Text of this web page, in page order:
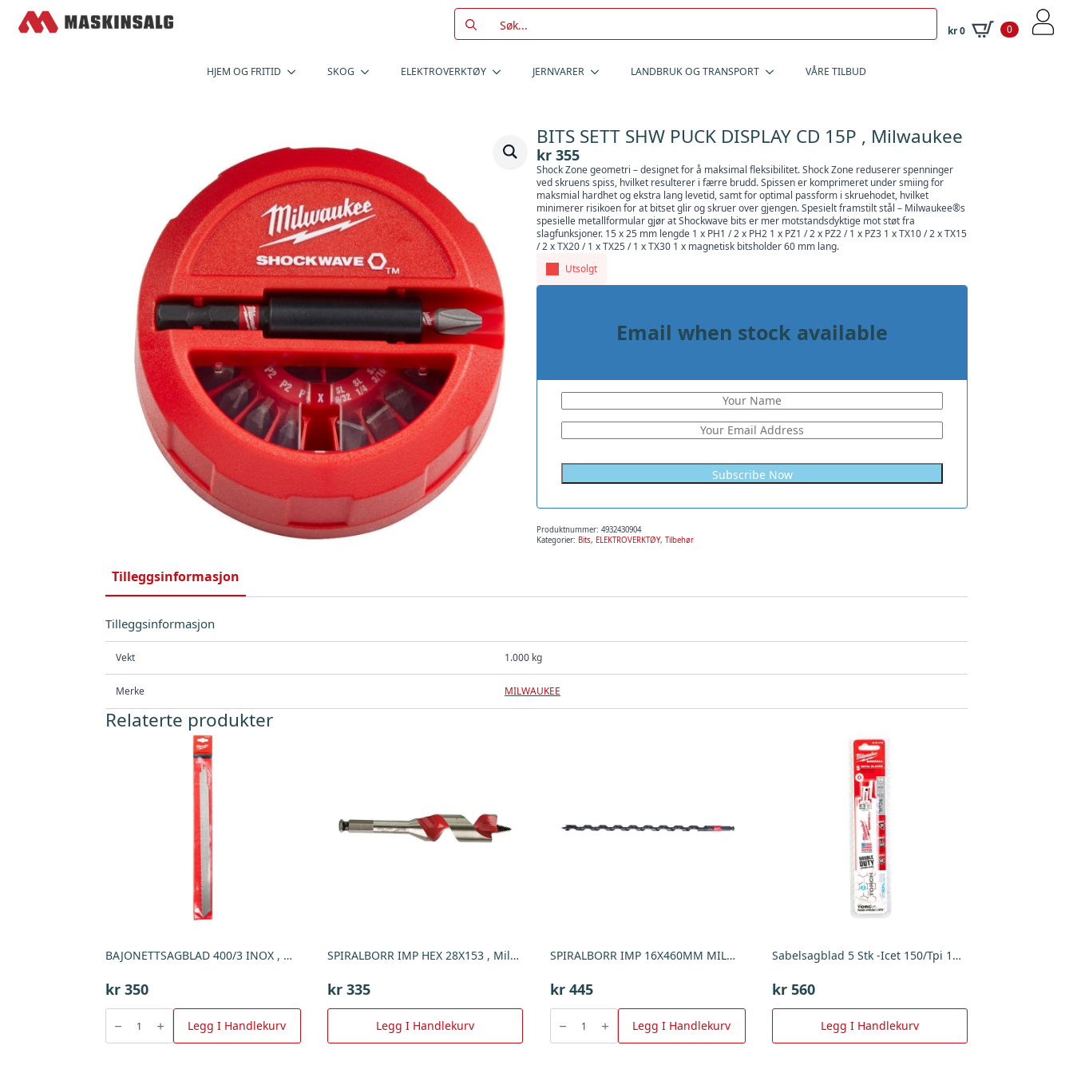
Search
for:
kr0 0
HJEM OG FRITID SKOG ELEKTROVERKTØY JERNVARER LANDBRUK OG TRANSPORT VÅRE TILBUD
BITS SETT SHW PUCK DISPLAY CD 15P , Milwaukee
kr 355
Shock Zone geometri – designet for å maksimal fleksibilitet. Shock Zone reduserer spenninger
ved skruens spiss, hvilket resulterer i færre brudd. Spissen er komprimeret under smiing for
maksmial hardhet og ekstra lang levetid, samt for optimal passform i skruehodet, hvilket
minimerer risikoen for at bitset glir og skruer over gjengen. Spesielt framstilt stål – Milwaukee®s
spesielle metallformular gjør at Shockwave bits er mer motstandsdyktige mot støt fra
slagfunksjoner. 15 x 25 mm lengde 1 x PH1 / 2 x PH2 1 x PZ1 / 2 x PZ2 / 1 x PZ3 1 x TX10 / 2 x TX15
/ 2 x TX20 / 1 x TX25 / 1 x TX30 1 x magnetisk bitsholder 60 mm lang.
Utsolgt
Email when stock available
Produktnummer: 4932430904
Kategorier: Bits, ELEKTROVERKTØY, Tilbehør
Tilleggsinformasjon
Tilleggsinformasjon
Vekt 1.000 kg
Merke MILWAUKEE
Relaterte produkter
BAJONETTSAGBLAD 400/3 INOX , Milwaukee
kr 350
BAJONETTSAGBLAD
INOX
,
Legg I Handlekurv
SPIRALBORR IMP HEX 28X153 , Milwaukee
kr 335
Legg I Handlekurv
SPIRALBORR IMP 16X460MM MILW , Milwaukee
kr445
SPIRALBORR
16X460MM
MILW
Legg I Handlekurv
Sabelsagblad 5 Stk -Icet 150/Tpi 14P5, Milwaukee
kr 560
Legg I Handlekurv